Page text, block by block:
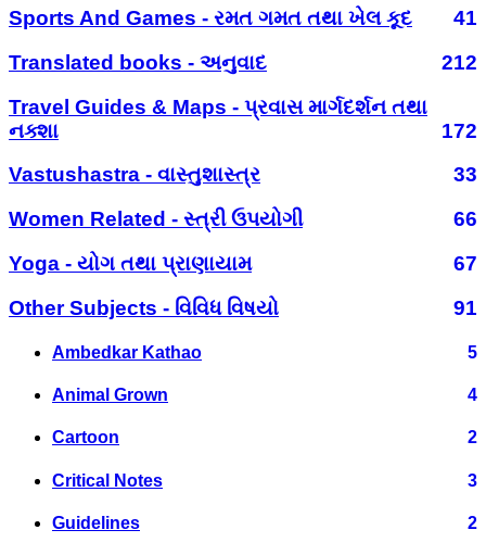
Sports And Games - રમત ગમત તથા ખેલ કૂદ
41
Translated books - અનુવાદ
212
Travel Guides & Maps - પ્રવાસ માર્ગદર્શન તથા
નક્શા
172
Vastushastra - વાસ્તુશાસ્ત્ર
33
Women Related - સ્ત્રી ઉપયોગી
66
Yoga - યોગ તથા પ્રાણાયામ
67
Other Subjects - વિવિધ વિષયો
91
Ambedkar Kathao 5
Animal Grown 4
Cartoon 2
Critical Notes 3
Guidelines 2